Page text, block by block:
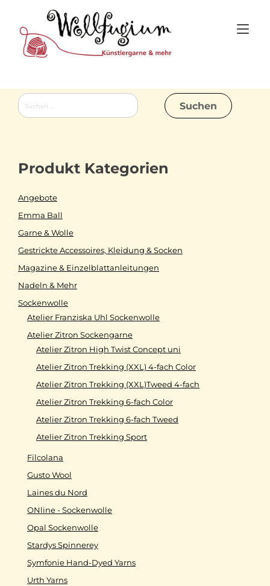
content
Suchen
nach:
Produkt Kategorien
Angebote
Emma Ball
Garne & Wolle
Gestrickte Accessoires, Kleidung & Socken
Magazine & Einzelblattanleitungen
Nadeln & Mehr
Sockenwolle
Atelier Franziska Uhl Sockenwolle
Atelier Zitron Sockengarne
Atelier Zitron High Twist Concept uni
Atelier Zitron Trekking (XXL) 4-fach Color
Atelier Zitron Trekking (XXL)Tweed 4-fach
Atelier Zitron Trekking 6-fach Color
Atelier Zitron Trekking 6-fach Tweed
Atelier Zitron Trekking Sport
Filcolana
Gusto Wool
Laines du Nord
ONline - Sockenwolle
Opal Sockenwolle
Stardys Spinnerey
Symfonie Hand-Dyed Yarns
Urth Yarns